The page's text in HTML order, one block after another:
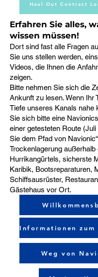
Haul-Out Contract
Erfahren Sie alles,
wissen müssen!
Dort sind fast alle Fragen
Sie uns stellen werden,
Videos, die Ihnen die
zeigen.
Bitte nehmen Sie sich die
Ankunft zu lesen. Wenn Ihr
Tiefe unseres Kanals nahe
Sie sich bitte eine
einer getesteten Route (Juli
Sie dem Pfad von Navionic“
Trockenlagerung außerhalb
Hurrikangürtels, sicherste
Karibik, Bootsreparaturen,
Schiffsausrüster,
Gästehaus vor Ort.
Weg von